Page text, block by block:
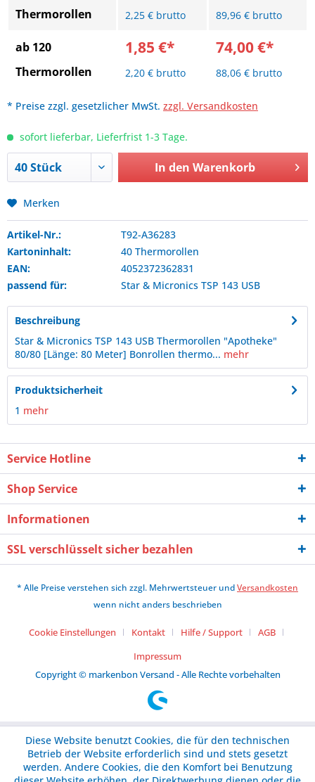
Thermorollen
2,25 € brutto 89,96 € brutto
ab 120
Thermorollen
1,85 €*
2,20 € brutto
74,00 €*
88,06 € brutto
* Preise zzgl. gesetzlicher MwSt. zzgl. Versandkosten
sofort lieferbar, Lieferfrist 1-3 Tage.
In den Warenkorb
Merken
Artikel-Nr.:
T92-A36283
Kartoninhalt:
40 Thermorollen
EAN:
4052372362831
passend für:
Star & Micronics TSP 143 USB
Beschreibung
Star & Micronics TSP 143 USB Thermorollen "Apotheke"
80/80 [Länge: 80 Meter] Bonrollen thermo... mehr
Produktsicherheit
1 mehr
Service Hotline
Shop Service
Informationen
SSL verschlüsselt sicher bezahlen
* Alle Preise verstehen sich zzgl. Mehrwertsteuer undVersandkosten
wenn nicht anders beschrieben
Cookie Einstellungen Kontakt Hilfe / Support
AGB
Impressum
Copyright © markenbon Versand - Alle Rechte vorbehalten
Diese Website benutzt Cookies, die für den technischen
Betrieb der Website erforderlich sind und stets gesetzt
werden. Andere Cookies, die den Komfort bei Benutzung